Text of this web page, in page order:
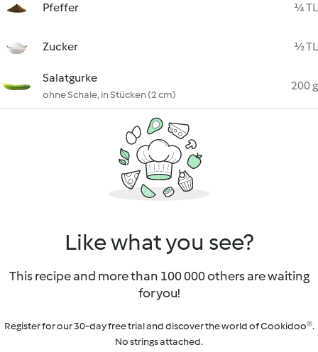
Pfeffer ¼ TL
Zucker ½ TL
Salatgurke
ohne Schale, in Stücken (2 cm)
200 g
Like what you see?
This recipe and more than 100 000 others are waiting
for you!
Register for our 30-day free trial and discover the world of Cookidoo®.
No strings attached.